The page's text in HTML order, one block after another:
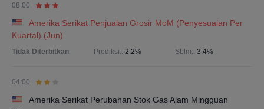
08:00
Amerika Serikat Penjualan Grosir MoM (Penyesuaian Per
Kuartal) (Jun)
Tidak Diterbitkan Prediksi.: 2.2% Sblm.: 3.4%
04:00
Amerika Serikat Perubahan Stok Gas Alam Mingguan